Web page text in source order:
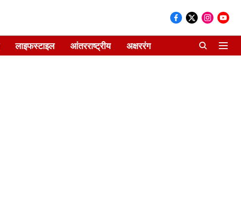
लाइफस्टाइल आंतरराष्ट्रीय अक्षररंग